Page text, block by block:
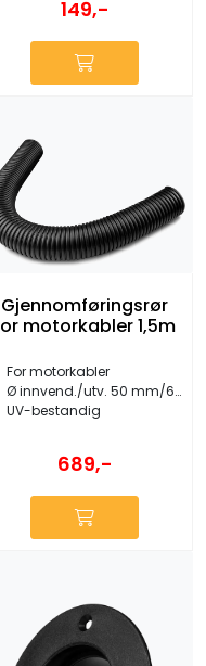
149,-
Gjennomføringsrør
motorkabler 1,5m
For motorkabler
Ø innvend./utv. 50 mm/61 mm
UV-bestandig
689,-